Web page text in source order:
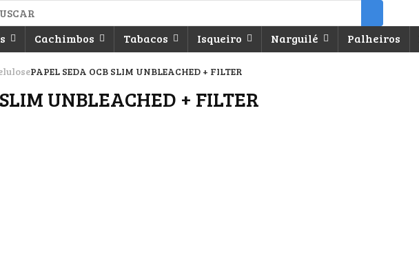
Cachimbos Tabacos Isqueiro Narguilé Palheiros
PAPEL SEDA OCB SLIM UNBLEACHED + FILTER
UNBLEACHED + FILTER